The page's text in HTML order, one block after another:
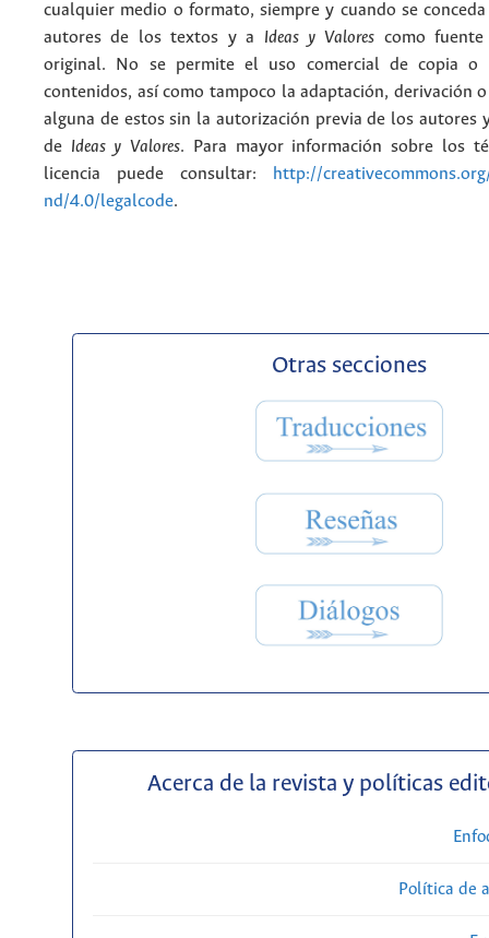
cualquier medio o formato, siempre y cuando se
autores de los textos y a Ideas y Valores como
original. No se permite el uso comercial de copia o
contenidos, así como tampoco la adaptación, derivación
alguna de estos sin la autorización previa de los autores
de Ideas y Valores. Para mayor información sobre los
licencia puede consultar:
http://
nd/4.0/legalcode.
Otras secciones
Acerca de la revista y políticas
Política de